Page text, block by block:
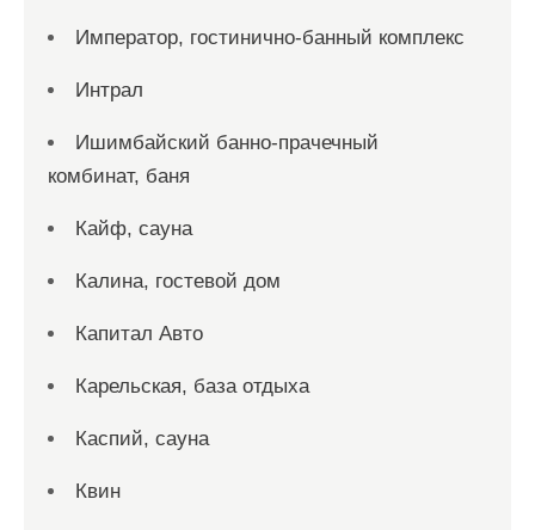
Император, гостинично-банный комплекс
Интрал
Ишимбайский банно-прачечный
комбинат, баня
Кайф, сауна
Калина, гостевой дом
Капитал Авто
Карельская, база отдыха
Каспий, сауна
Квин